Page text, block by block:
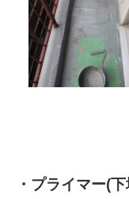
・プライマー(